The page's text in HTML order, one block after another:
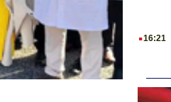
.16:21